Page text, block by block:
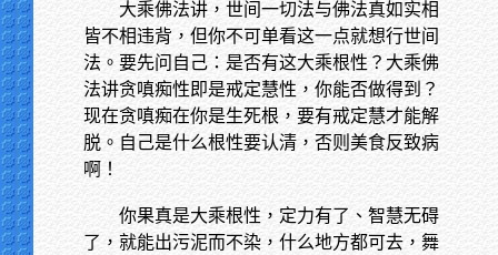
大乘佛法讲，世间一切法与佛法真如实相
皆不相违背，但你不可单看这一点就想行世间
法。要先问自己：是否有这大乘根性？大乘佛
法讲贪嗔痴性即是戒定慧性，你能否做得到？
现在贪嗔痴在你是生死根，要有戒定慧才能解
脱。自己是什么根性要认清，否则美食反致病
啊！
你果真是大乘根性，定力有了、智慧无碍
了，就能出污泥而不染，什么地方都可去，舞